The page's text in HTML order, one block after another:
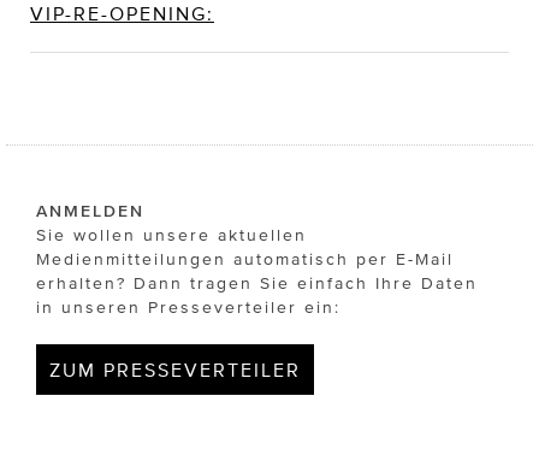
VIP-RE-OPENING:
ANMELDEN
Sie wollen unsere aktuellen
Medienmitteilungen automatisch per E-Mail
erhalten? Dann tragen Sie einfach Ihre Daten
in unseren Presseverteiler ein:
ZUM PRESSEVERTEILER